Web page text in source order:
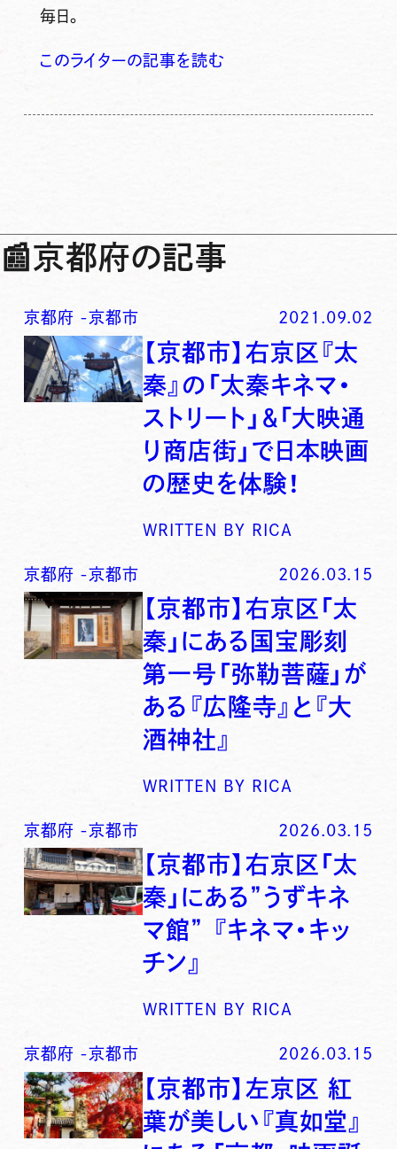
毎日。
このライターの記事を読む
📰京都府の記事
京都府 -京都市 2021.09.02
【京都市】右京区『太
秦』の「太秦キネマ・
ストリート」＆「大映通
り商店街」で日本映画
の歴史を体験！
WRITTEN BY RICA
京都府 -京都市 2026.03.15
【京都市】右京区「太
秦」にある国宝彫刻
第一号「弥勒菩薩」が
ある『広隆寺』と『大
酒神社』
WRITTEN BY RICA
京都府 -京都市 2026.03.15
【京都市】右京区「太
秦」にある”うずキネ
マ館” 『キネマ・キッ
チン』
WRITTEN BY RICA
京都府 -京都市 2026.03.15
【京都市】左京区 紅
葉が美しい『真如堂』